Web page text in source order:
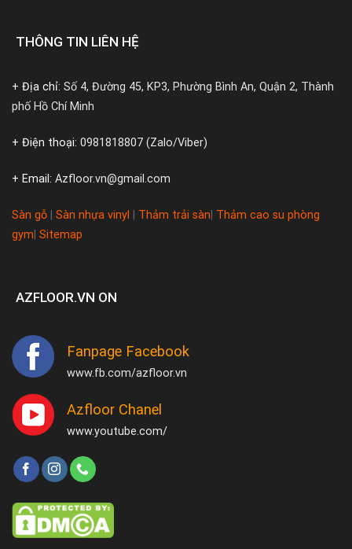
THÔNG TIN LIÊN HỆ
+ Địa chỉ: Số 4, Đường 45, KP3, Phường Bình An, Quận 2, Thành
phố Hồ Chí Minh
+ Điện thoại: 0981818807 (Zalo/Viber)
+ Email: Azfloor.vn@gmail.com
Sàn gỗ Sàn nhựa vinyl Thảm trải sàn Thảm cao su phòng
gym Sitemap
AZFLOOR.VN ON
Fanpage Facebook
www.fb.com/azfloor.vn
Azfloor Chanel
www.youtube.com/